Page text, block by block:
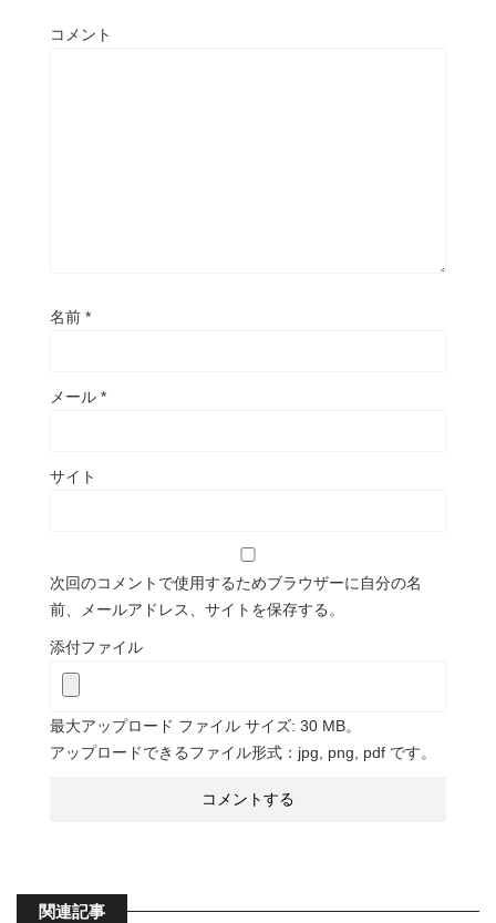
コメント
名前 *
メール *
サイト
次回のコメントで使用するためブラウザーに自分の名
前、メールアドレス、サイトを保存する。
添付ファイル
最大アップロード ファイル サイズ: 30 MB。
アップロードできるファイル形式：jpg, png, pdf です。
関連記事